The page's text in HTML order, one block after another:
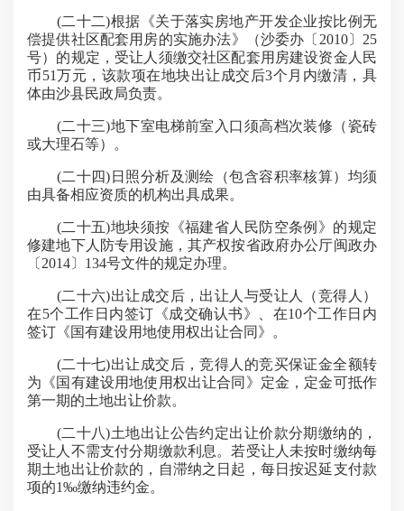
(二十二)根据《关于落实房地产开发企业按比例无
偿提供社区配套用房的实施办法》（沙委办〔2010〕25
号）的规定，受让人须缴交社区配套用房建设资金人民
币51万元，该款项在地块出让成交后3个月内缴清，具
体由沙县民政局负责。
(二十三)地下室电梯前室入口须高档次装修（瓷砖
或大理石等）。
(二十四)日照分析及测绘（包含容积率核算）均须
由具备相应资质的机构出具成果。
(二十五)地块须按《福建省人民防空条例》的规定
修建地下人防专用设施，其产权按省政府办公厅闽政办
〔2014〕134号文件的规定办理。
(二十六)出让成交后，出让人与受让人（竞得人）
在5个工作日内签订《成交确认书》、在10个工作日内
签订《国有建设用地使用权出让合同》。
(二十七)出让成交后，竞得人的竞买保证金全额转
为《国有建设用地使用权出让合同》定金，定金可抵作
第一期的土地出让价款。
(二十八)土地出让公告约定出让价款分期缴纳的，
受让人不需支付分期缴款利息。若受让人未按时缴纳每
期土地出让价款的，自滞纳之日起，每日按迟延支付款
项的1‰缴纳违约金。